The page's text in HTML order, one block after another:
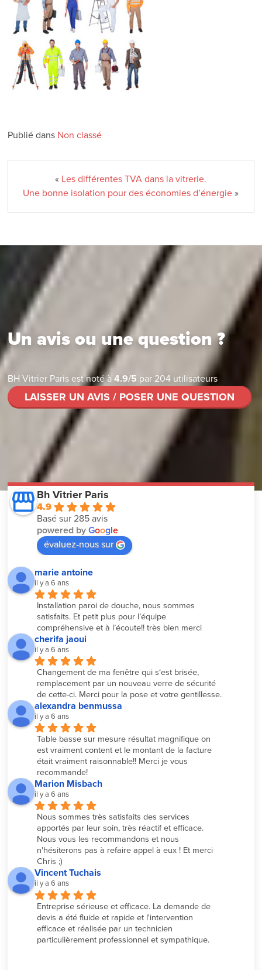
Publié dans Non classé
« Les différentes TVA dans la vitrerie.
Une bonne isolation pour des économies d’énergie »
Un avis ou une question ?
BH Vitrier Paris est noté à4.9/5 par 204 utilisateurs
LAISSER UN AVIS / POSER UNE QUESTION
Bh Vitrier Paris
4.9
Basé sur 285 avis
powered byGoogle
évaluez-nous sur
marie antoine
il y a 6 ans
Installation paroi de douche, nous sommes
satisfaits. Et petit plus pour l’équipe
compréhensive et à l’écoute!! très bien merci
cherifa jaoui
il y a 6 ans
Changement de ma fenêtre qui s‘est brisée,
remplacement par un nouveau verre de sécurité
de cette-ci. Merci pour la pose et votre gentillesse.
alexandra benmussa
il y a 6 ans
Table basse sur mesure résultat magnifique on
est vraiment content et le montant de la facture
était vraiment raisonnable!! Merci je vous
recommande!
Marion Misbach
il y a 6 ans
Nous sommes très satisfaits des services
apportés par leur soin, très réactif et efficace.
Nous vous les recommandons et nous
n'hésiterons pas à refaire appel à eux ! Et merci
Chris ;)
Vincent Tuchais
il y a 6 ans
Entreprise sérieuse et efficace. La demande de
devis a été fluide et rapide et l'intervention
efficace et réalisée par un technicien
particulièrement professionnel et sympathique.